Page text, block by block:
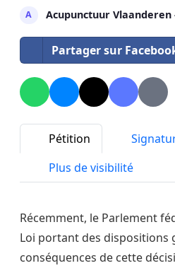
A Acupunctuur Vlaanderen
Partager sur
Pétition
Plus de visibilité
Récemment, le Parlement
Loi portant des dispositions
conséquences de cette